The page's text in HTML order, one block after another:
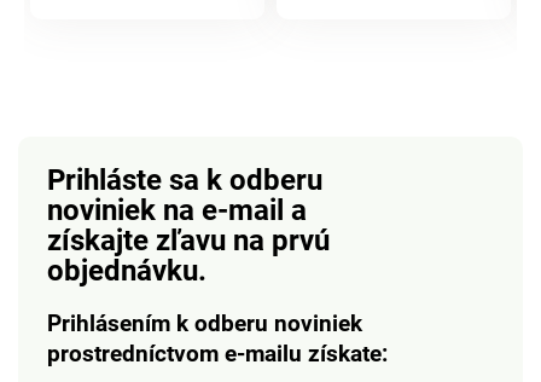
Prihláste sa k odberu
noviniek na e-mail a
získajte zľavu na prvú
objednávku.
Prihlásením k odberu noviniek
prostredníctvom e-mailu získate: